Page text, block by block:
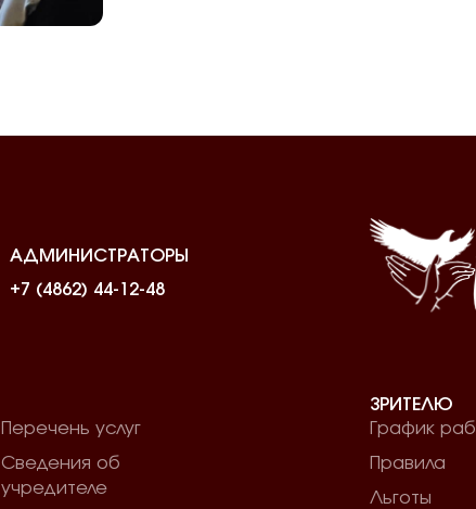
АДМИНИСТРАТОРЫ
+7 (4862) 44-12-48
Перечень услуг
Сведения об
учредителе
ЗРИТЕЛЮ
График
Правила
Льготы